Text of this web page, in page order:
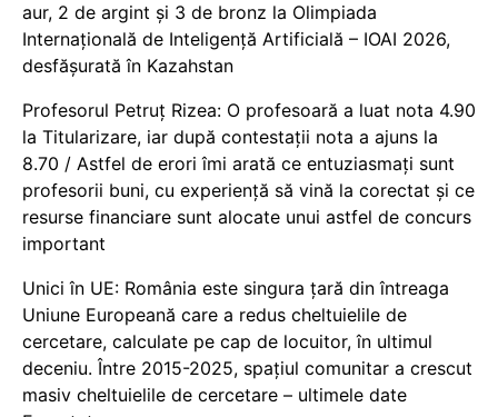
aur, 2 de argint și 3 de bronz la Olimpiada
Internațională de Inteligență Artificială – IOAI 2026,
desfășurată în Kazahstan
Profesorul Petruț Rizea: O profesoară a luat nota 4.90
la Titularizare, iar după contestații nota a ajuns la
8.70 / Astfel de erori îmi arată ce entuziasmați sunt
profesorii buni, cu experiență să vină la corectat și ce
resurse financiare sunt alocate unui astfel de concurs
important
Unici în UE: România este singura țară din întreaga
Uniune Europeană care a redus cheltuielile de
cercetare, calculate pe cap de locuitor, în ultimul
deceniu. Între 2015-2025, spațiul comunitar a crescut
masiv cheltuielile de cercetare – ultimele date